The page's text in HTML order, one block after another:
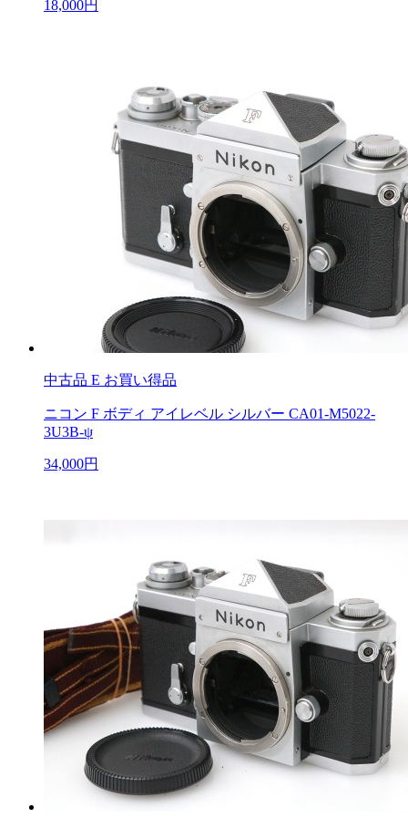
18,000円
中古品 E お買い得品
ニコン F ボディ アイレベル シルバー CA01-M5022-
3U3B-ψ
34,000円